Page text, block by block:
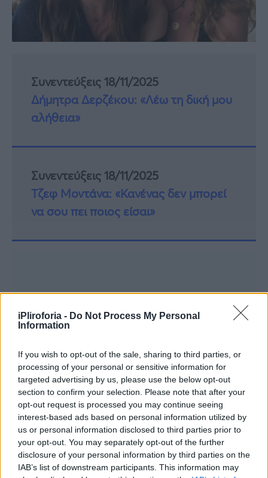
iPliroforia - Do Not Process My Personal
Information
If you wish to opt-out of the sale, sharing to third parties, or
processing of your personal or sensitive information for
targeted advertising by us, please use the below opt-out
section to confirm your selection. Please note that after your
opt-out request is processed you may continue seeing
interest-based ads based on personal information utilized by
us or personal information disclosed to third parties prior to
your opt-out. You may separately opt-out of the further
disclosure of your personal information by third parties on the
IAB’s list of downstream participants. This information may
Συνεντεύξεις 18/11/2025
Δήμητρα Δερζέκου: «Λέω τη δική μου
αλήθεια»
Συνεντεύξεις 18/11/2025
Τζεφ Μοντάνα: «Κανένας δεν μπορεί
να σου πει ποιος είσαι»